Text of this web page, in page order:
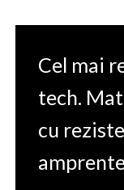
Cel mai
tech.
cu